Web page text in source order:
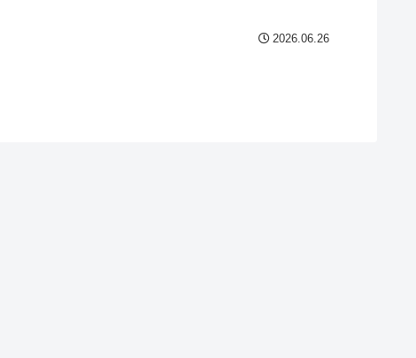
2026.06.26